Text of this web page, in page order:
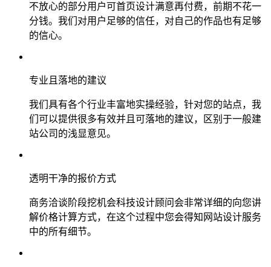
不放心的部分用户可首页设计满意再付费，前期不花一
分钱。我们对用户足够的信任，对自己的作品也有足够
的信心。
专业且落地的建议
我们具有各个行业丰富地实操经验，针对您的站点，我
们可以提供很多有效并且可落地的建议，区别于一般建
站公司的浅显意见。
透明干净的报价方式
商务洽谈阶段挖机会科技设计顾问会非常详细的向您讲
解价格计算方式，在这个过程中您会得知网站设计服务
中的所有细节。